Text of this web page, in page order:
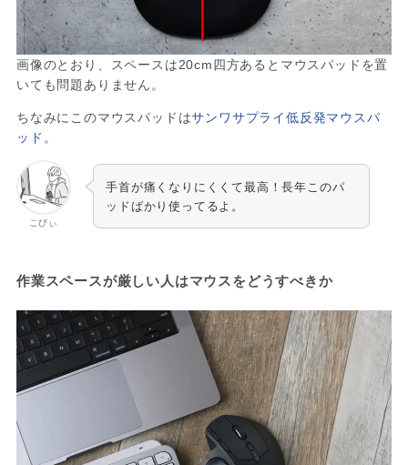
画像のとおり、スペースは20cm四方あるとマウスパッドを置
いても問題ありません。
ちなみにこのマウスパッドはサンワサプライ低反発マウスパ
ッド 。
こびぃ
手首が痛くなりにくくて最高！長年このパ
ッドばかり使ってるよ。
作業スペースが厳しい人はマウスをどうすべきか